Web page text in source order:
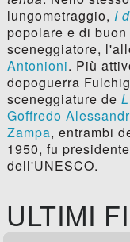
lungometraggio, I
popolare e di
sceneggiatore,
Antonioni. Più
dopoguerra
sceneggiature de
Goffredo
Zampa, entrambi
1950, fu
dell'UNESCO.
ULTIMI